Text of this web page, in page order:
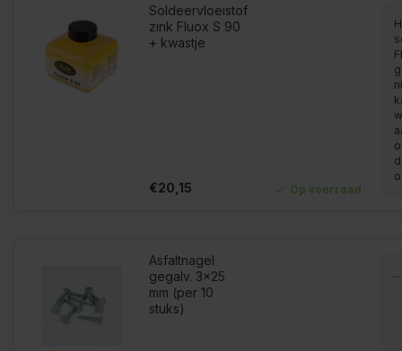
Soldeervloeistof
zink Fluox S 90
+ kwastje
€20,15 Op voorraad
Asfaltnagel
gegalv. 3x25
mm (per 10
stuks)
...